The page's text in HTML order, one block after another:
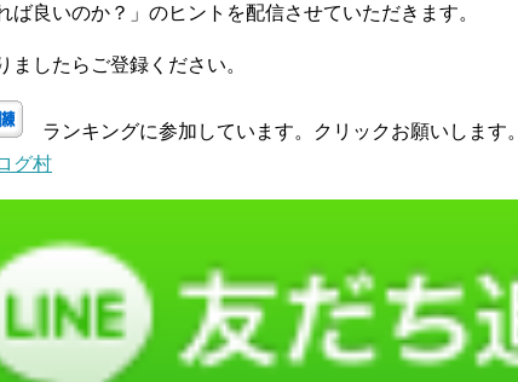
ば良いのか？」のヒントを配信させていただきます。
ましたらご登録ください。
ランキングに参加しています。クリックお願いします。
グ村